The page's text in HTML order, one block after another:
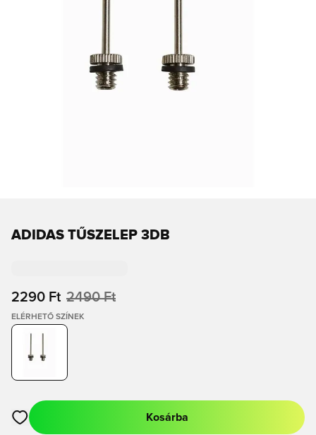
ADIDAS TŰSZELEP 3DB
2290 Ft 2490 Ft
ELÉRHETŐ SZÍNEK
Megnyit egy modált a bejelentkezéshez vagy a tagként való
Kosárba